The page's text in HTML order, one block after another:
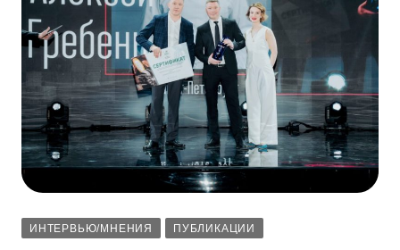
ИНТЕРВЬЮ/МНЕНИЯ ПУБЛИКАЦИИ